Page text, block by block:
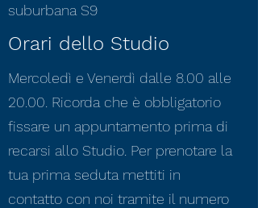
suburbana S9
Orari dello Studio
Mercoledì e Venerdì dalle 8.00 alle
20.00. Ricorda che è obbligatorio
fissare un appuntamento prima di
recarsi allo Studio. Per prenotare la
tua prima seduta mettiti in
contatto con noi tramite il numero